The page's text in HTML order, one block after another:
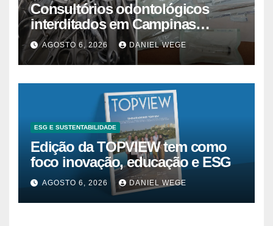
Consultórios odontológicos
interditados em Campinas
superam 2025
AGOSTO 6, 2026 DANIEL WEGE
ESG E SUSTENTABILIDADE
Edição da TOPVIEW tem como
foco inovação, educação e ESG
AGOSTO 6, 2026 DANIEL WEGE